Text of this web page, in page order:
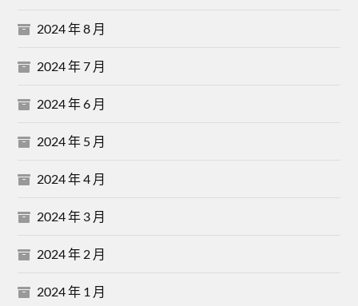
2024 年 8 月
2024 年 7 月
2024 年 6 月
2024 年 5 月
2024 年 4 月
2024 年 3 月
2024 年 2 月
2024 年 1 月